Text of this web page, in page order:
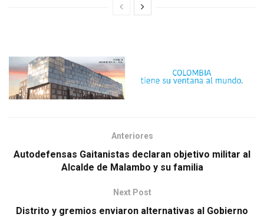
Anteriores
Autodefensas Gaitanistas declaran objetivo militar al
Alcalde de Malambo y su familia
Next Post
Distrito y gremios enviaron alternativas al Gobierno